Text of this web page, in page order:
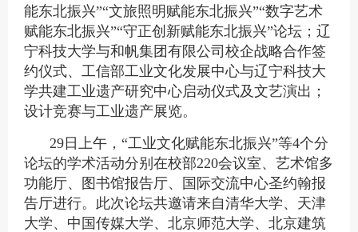
能东北振兴”“文旅照明赋能东北振兴”“数字艺术
赋能东北振兴”“守正创新赋能东北振兴”论坛；辽
宁科技大学与和帆集团有限公司校企战略合作签
约仪式、工信部工业文化发展中心与辽宁科技大
学共建工业遗产研究中心启动仪式及文艺演出；
设计竞赛与工业遗产展览。
29日上午，“工业文化赋能东北振兴”等4个分
论坛的学术活动分别在校部220会议室、艺术馆多
功能厅、图书馆报告厅、国际交流中心圣约翰报
告厅进行。此次论坛共邀请来自清华大学、天津
大学、中国传媒大学、北京师范大学、北京建筑